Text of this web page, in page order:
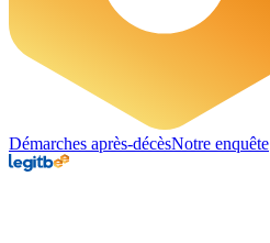
Démarches après-décèsNotre enquête